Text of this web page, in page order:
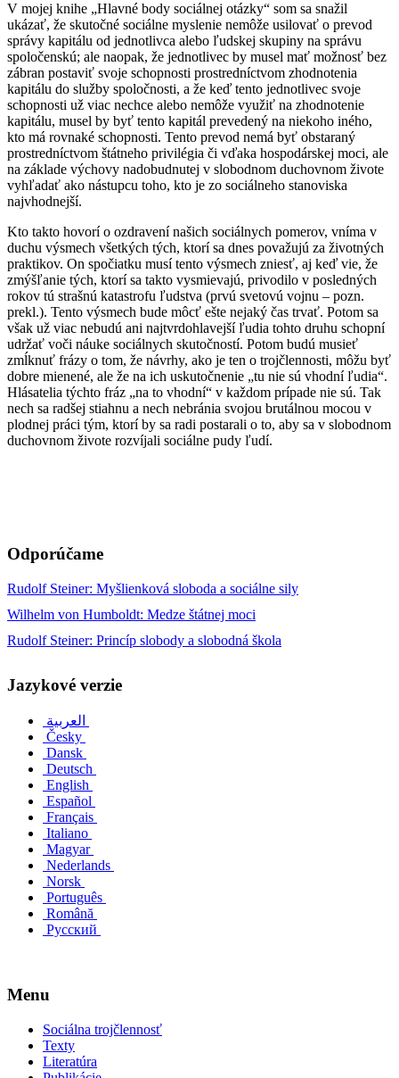
V mojej knihe „Hlavné body sociálnej otázky“ som sa snažil
ukázať, že skutočné sociálne myslenie nemôže usilovať o prevod
správy kapitálu od jednotlivca alebo ľudskej skupiny na správu
spoločenskú; ale naopak, že jednotlivec by musel mať možnosť bez
zábran postaviť svoje schopnosti prostredníctvom zhodnotenia
kapitálu do služby spoločnosti, a že keď tento jednotlivec svoje
schopnosti už viac nechce alebo nemôže využiť na zhodnotenie
kapitálu, musel by byť tento kapitál prevedený na niekoho iného,
kto má rovnaké schopnosti. Tento prevod nemá byť obstaraný
prostredníctvom štátneho privilégia či vďaka hospodárskej moci, ale
na základe výchovy nadobudnutej v slobodnom duchovnom živote
vyhľadať ako nástupcu toho, kto je zo sociálneho stanoviska
najvhodnejší.
Kto takto hovorí o ozdravení našich sociálnych pomerov, vníma v
duchu výsmech všetkých tých, ktorí sa dnes považujú za životných
praktikov. On spočiatku musí tento výsmech zniesť, aj keď vie, že
zmýšľanie tých, ktorí sa takto vysmievajú, privodilo v posledných
rokov tú strašnú katastrofu ľudstva (prvú svetovú vojnu – pozn.
prekl.). Tento výsmech bude môcť ešte nejaký čas trvať. Potom sa
však už viac nebudú ani najtvrdohlavejší ľudia tohto druhu schopní
udržať voči náuke sociálnych skutočností. Potom budú musieť
zmĺknuť frázy o tom, že návrhy, ako je ten o trojčlennosti, môžu byť
dobre mienené, ale že na ich uskutočnenie „tu nie sú vhodní ľudia“.
Hlásatelia týchto fráz „na to vhodní“ v každom prípade nie sú. Tak
nech sa radšej stiahnu a nech nebránia svojou brutálnou mocou v
plodnej práci tým, ktorí by sa radi postarali o to, aby sa v slobodnom
duchovnom živote rozvíjali sociálne pudy ľudí.
Odporúčame
Rudolf Steiner: Myšlienková sloboda a sociálne sily
Wilhelm von Humboldt: Medze štátnej moci
Rudolf Steiner: Princíp slobody a slobodná škola
Jazykové verzie
Česky
Dansk
Deutsch
English
Español
Français
Italiano
Magyar
Nederlands
Norsk
Português
Română
Русский
Menu
Sociálna trojčlennosť
Texty
Literatúra